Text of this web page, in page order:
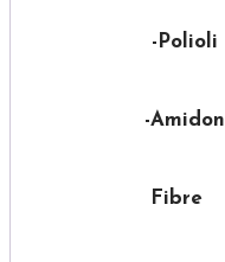
-Polioli
-Amidon
Fibre